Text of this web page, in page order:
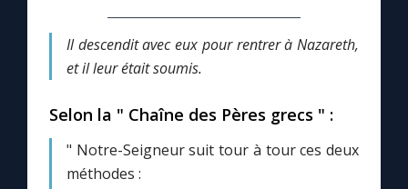
Le site internet
Questions-réponses
Prier au quotidien
Il descendit avec eux pour rentrer à Nazareth,
et il leur était soumis.
Selon la " Chaîne des Pères grecs " :
" Notre-Seigneur suit tour à tour ces deux
méthodes :